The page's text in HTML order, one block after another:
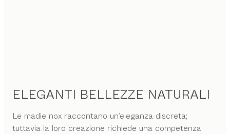
ELEGANTI BELLEZZE NATURALI
Le madie nox raccontano un’eleganza discreta;
tuttavia la loro creazione richiede una competenza